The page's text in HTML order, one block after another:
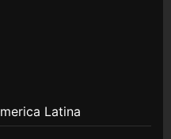
Latina